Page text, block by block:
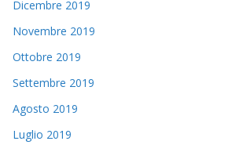
Dicembre 2019
Novembre 2019
Ottobre 2019
Settembre 2019
Agosto 2019
Luglio 2019